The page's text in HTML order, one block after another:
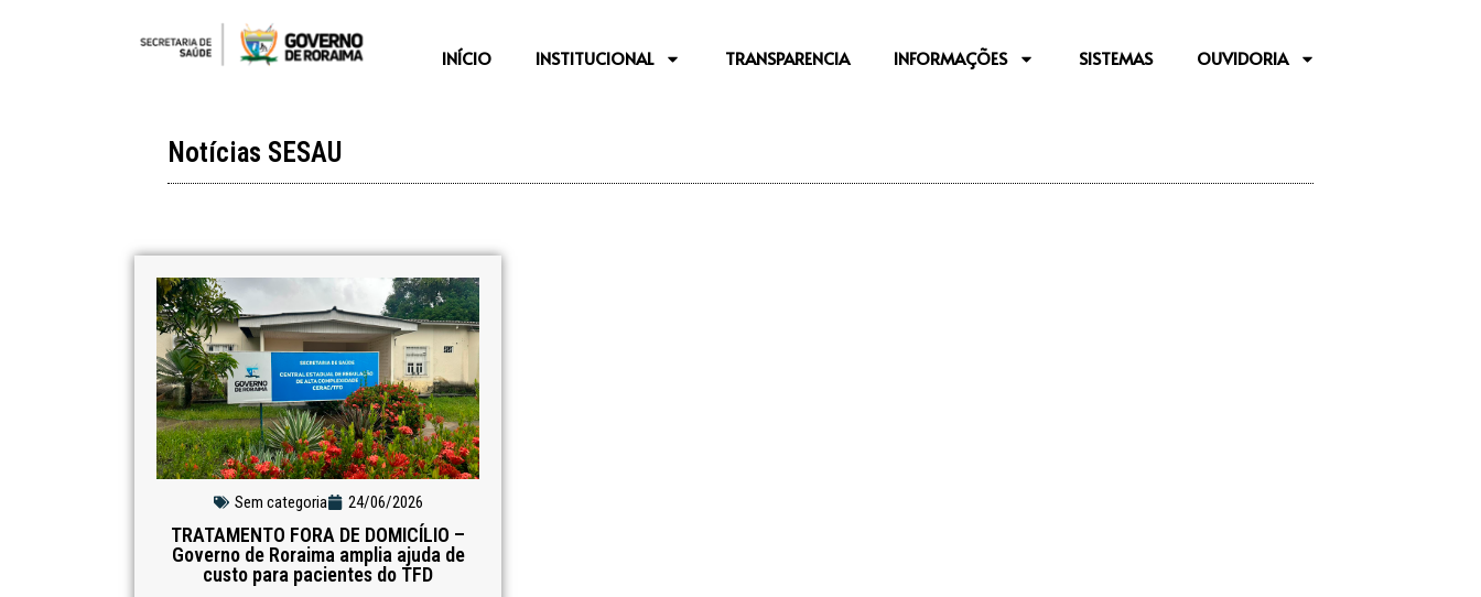
INÍCIO INSTITUCIONAL TRANSPARENCIA INFORMAÇÕES SISTEMAS OUVIDORIA
Notícias SESAU
Sem categoria 24/06/2026
TRATAMENTO FORA DE DOMICÍLIO –
Governo de Roraima amplia ajuda de
custo para pacientes do TFD